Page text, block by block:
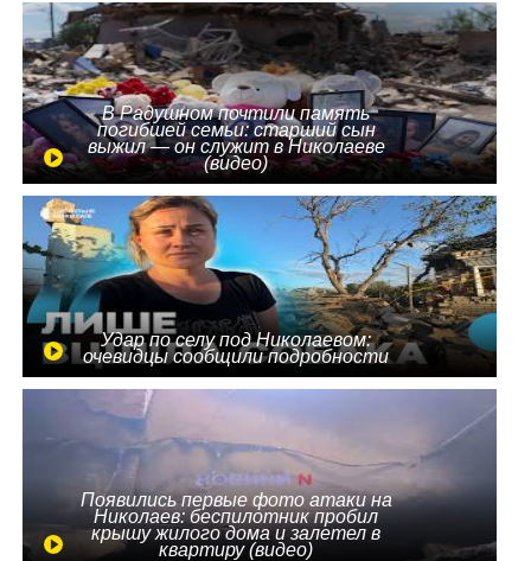
В Радушном почтили память
погибшей семьи: старший сын
выжил — он служит в Николаеве
(видео)
Удар по селу под Николаевом:
очевидцы сообщили подробности
Появились первые фото атаки на
Николаев: беспилотник пробил
крышу жилого дома и залетел в
квартиру (видео)